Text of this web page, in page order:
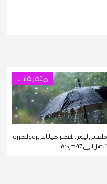
متفرقات
طقس اليوم ...أمطار أحيانا غزيرة و الحرارة
تصل إلى 47 درجة